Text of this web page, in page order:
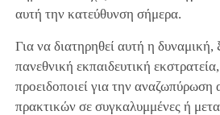
αυτή την κατεύθυνση σήμερα.
Για να διατηρηθεί αυτή η δυναμική,
πανεθνική εκπαιδευτική
προειδοποιεί για την αναζωπύρωση
πρακτικών σε συγκαλυμμένες ή